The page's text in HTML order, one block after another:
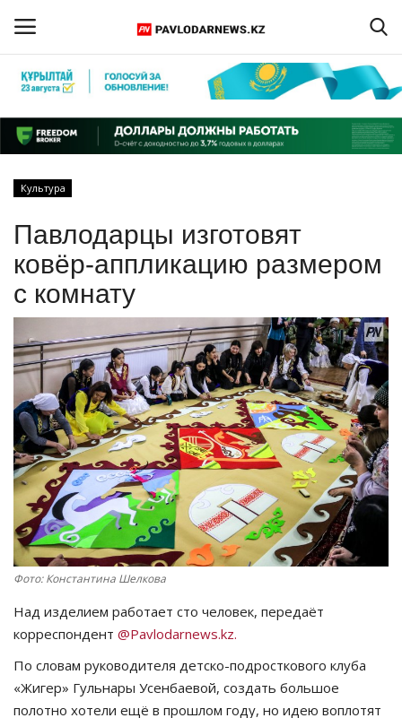
Регистрация
Главная
ПАВЛОДАРСКАЯ ОБЛАСТЬ
КАЗАХСТАН
МИР
СПЕЦПРОЕКТЫ
СПОРТ
Чек-лист
РАЗВЛЕЧЕНИЯ
OFFICIAL
Курултай
Язык
Қазақша Русский
Культура
Павлодарцы изготовят
ковёр-аппликацию размером
с комнату
Фото: Константина Шелкова
Над изделием работает сто человек, передаёт
корреспондент @Pavlodarnews.kz.
По словам руководителя детско-подросткового клуба
«Жигер» Гульнары Усенбаевой, создать большое
полотно хотели ещё в прошлом году, но идею воплотят